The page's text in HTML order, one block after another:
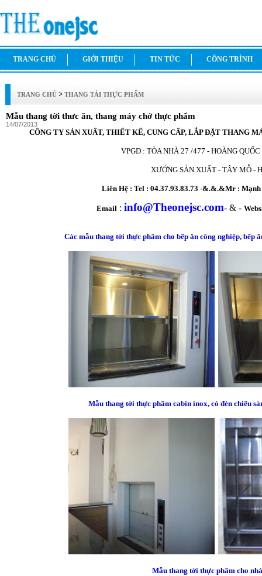
TRANG CHỦ GIỚI THIỆU TIN TỨC CÔNG TRÌNH
TRANG CHỦ > THANG TẢI THỰC PHẨM
Mẫu thang tời thưc ăn, thang máy chở thực phẩm
14/07/2013
CÔNG TY SẢN XUẤT, THIẾT KẾ, CUNG CẤP, LẮP ĐẶT THANG
VPGD : TÒA NHÀ 27 /477 - HOÀNG
XƯỞNG SẢN XUẤT - TÂY MỖ -
Liên Hệ : Tel : 04.37.93.83.73 -&.&.&Mr : Mạnh
Email : info@Theonejsc.com- & -
Các mẫu thang tời thực phẩm cho bếp ăn công nghiệp, bếp
Mẫu thang tời thực phẩm cabin inox, có đèn chiếu
Mẫu thang tời thực phẩm cho